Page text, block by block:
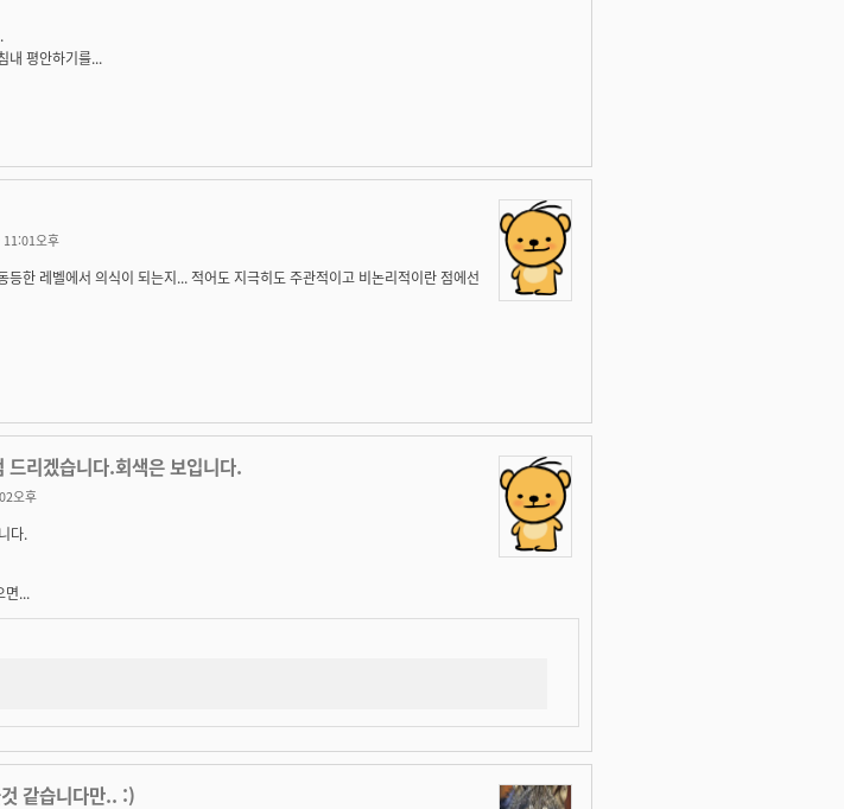
내 평안하기를...
오후
한 레벨에서 의식이 되는지... 적어도 지극히도 주관적이고 비논리적이란 점에선
겠습니다.회색은 보입니다.
오후
다.
면...
같습니다만.. :)